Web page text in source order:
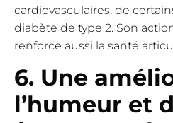
cardiovasculaires, de
diabète de type 2. Son
renforce aussi la santé
6. Une
l’humeur et